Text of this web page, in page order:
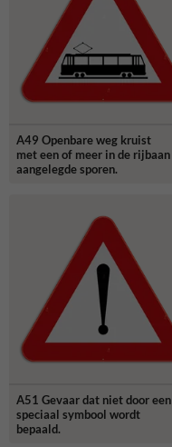
A49 Openbare weg kruist
met een of meer in de rijbaan
aangelegde sporen.
A51 Gevaar dat niet door een
speciaal symbool wordt
bepaald.